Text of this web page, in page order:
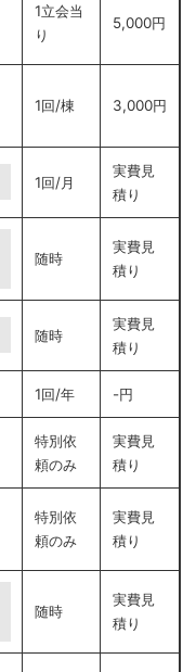
1立会当
り
5,000円
1回/棟 3,000円
1回/月
実費見
積り
随時
実費見
積り
随時
実費見
積り
1回/年 -円
特別依
頼のみ
実費見
積り
特別依
頼のみ
実費見
積り
随時
実費見
積り